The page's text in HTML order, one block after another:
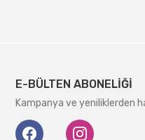
E-BÜLTEN ABONELİĞİ
Kampanya ve yeniliklerden